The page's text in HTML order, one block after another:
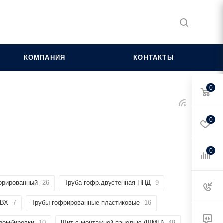
КОМПАНИЯ КОНТАКТЫ
26 Труба гофр.двустенная ПНД 9
7 Трубы гофрированные пластиковые 16
0
0
0